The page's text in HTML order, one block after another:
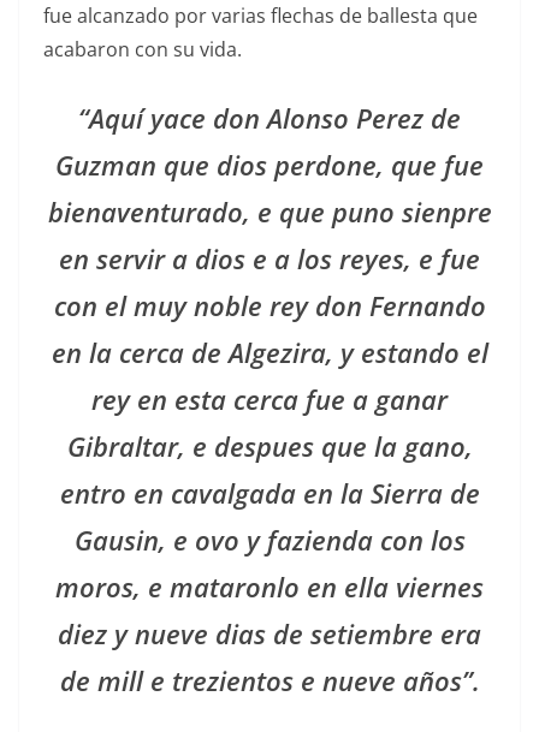
fue alcanzado por varias flechas de ballesta que
acabaron con su vida.
“Aquí yace don Alonso Perez de
Guzman que dios perdone, que fue
bienaventurado, e que puno sienpre
en servir a dios e a los reyes, e fue
con el muy noble rey don Fernando
en la cerca de Algezira, y estando el
rey en esta cerca fue a ganar
Gibraltar, e despues que la gano,
entro en cavalgada en la Sierra de
Gausin, e ovo y fazienda con los
moros, e mataronlo en ella viernes
diez y nueve dias de setiembre era
de mill e trezientos e nueve años”.